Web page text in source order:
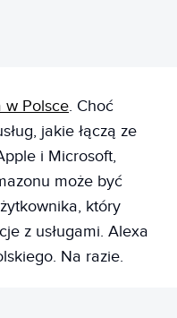
w Polsce. Choć
jakie łączą ze
i Microsoft,
może być
który
z usługami. Alexa
Na razie.